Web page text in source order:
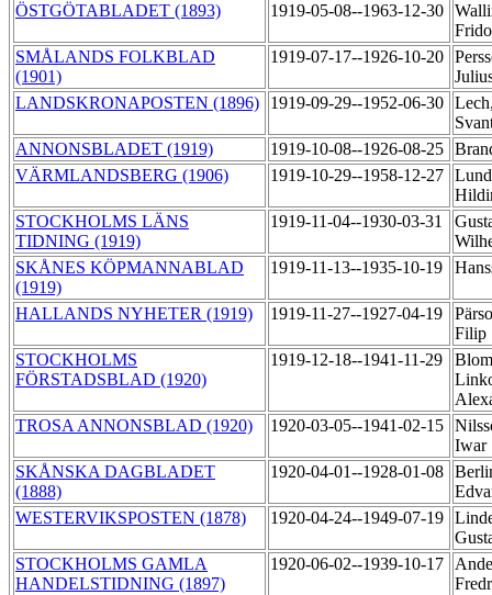
ÖSTGÖTABLADET (1893)
1919-05-08--1963-12-30
SMÅLANDS FOLKBLAD
(1901)
1919-07-17--1926-10-20
LANDSKRONAPOSTEN (1896)
1919-09-29--1952-06-30
ANNONSBLADET (1919)
1919-10-08--1926-08-25
VÄRMLANDSBERG (1906)
1919-10-29--1958-12-27
STOCKHOLMS LÄNS
TIDNING (1919)
1919-11-04--1930-03-31
SKÅNES KÖPMANNABLAD
(1919)
1919-11-13--1935-10-19
HALLANDS NYHETER (1919) 1919-11-27--1927-04-19
Filip
STOCKHOLMS
FÖRSTADSBLAD (1920)
1919-12-18--1941-11-29
TROSA ANNONSBLAD (1920)
1920-03-05--1941-02-15
Iwar
SKÅNSKA DAGBLADET
(1888)
1920-04-01--1928-01-08
WESTERVIKSPOSTEN (1878)
1920-04-24--1949-07-19
STOCKHOLMS GAMLA
HANDELSTIDNING (1897)
1920-06-02--1939-10-17